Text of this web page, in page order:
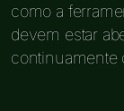
como a
devem estar
continuamente